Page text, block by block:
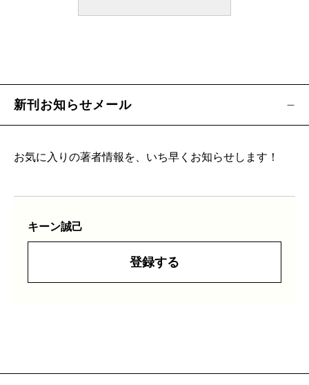
新刊お知らせメール
お気に入りの著者情報を、いち早くお知らせします！
キーン誠己
登録する